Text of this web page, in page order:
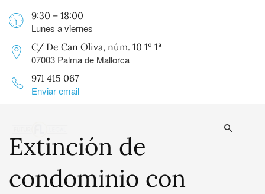
9:30 – 18:00
Lunes a viernes
C/ De Can Oliva, núm. 10 1º 1ª
07003 Palma de Mallorca
971 415 067
Enviar email
Extinción de
condominio con